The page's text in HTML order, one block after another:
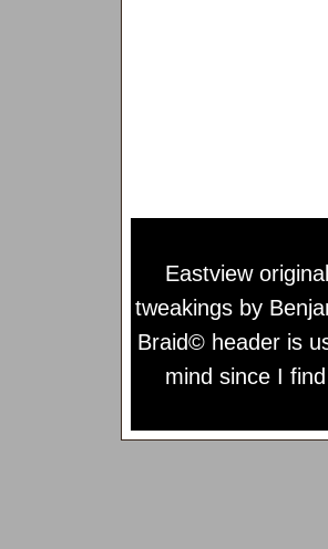
Eastview
tweakings by
Braid© header is
mind since I